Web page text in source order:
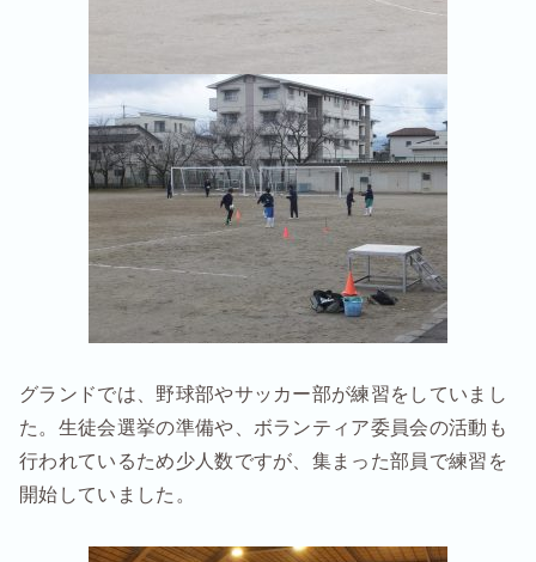
グランドでは、野球部やサッカー部が練習をしていまし
た。生徒会選挙の準備や、ボランティア委員会の活動も
行われているため少人数ですが、集まった部員で練習を
開始していました。